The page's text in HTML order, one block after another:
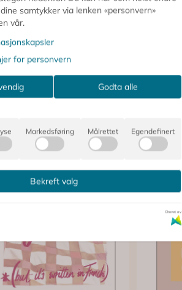
samtykker via lenken «personvern»
vår.
for personvern
Godta alle
Markedsføring Målrettet Egendefinert
Bekreft valg
Drevet av